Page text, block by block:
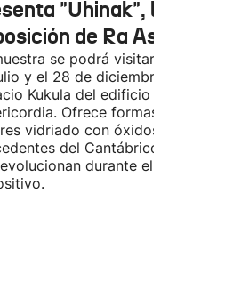
"Uhinak", la
de Ra Asensi
se podrá visitar entre el 8
y el 28 de diciembre en el
Kukula del edificio
Ofrece formas
vidriado con óxidos y algas
del Cantábrico,
durante el periodo